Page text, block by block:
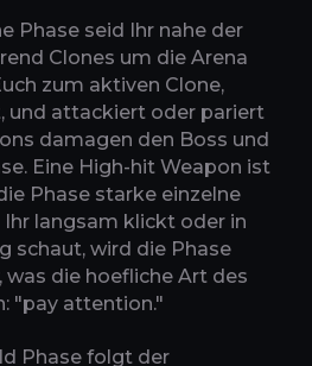
Phase seid Ihr nahe der
Clones um die Arena
zum aktiven Clone,
und attackiert oder pariert
damagen den Boss und
Eine High-hit Weapon ist
Phase starke einzelne
langsam klickt oder in
schaut, wird die Phase
was die hoefliche Art des
"pay attention."
Phase folgt der